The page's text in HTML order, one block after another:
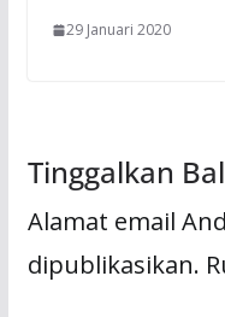
29 Januari 2020
Tinggalkan
Alamat email
dipublikasikan.